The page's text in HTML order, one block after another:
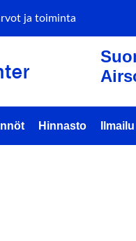
ja toiminta
Hinnasto Ilmailu